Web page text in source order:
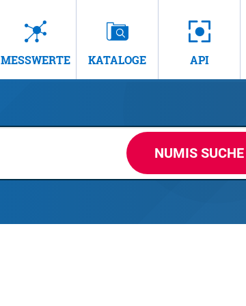
MESSWERTE KATALOGE API
NUMIS SUCHE